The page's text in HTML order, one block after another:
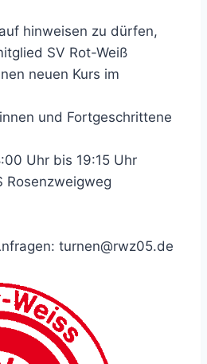
hinweisen zu dürfen,
SV Rot-Weiß
neuen Kurs im
und Fortgeschrittene
Uhr bis 19:15 Uhr
Rosenzweigweg
turnen@rwz05.de